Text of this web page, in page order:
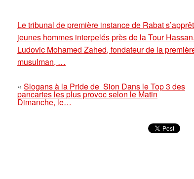
Le tribunal de première instance de Rabat
jeunes hommes interpelés près de la Tour
Ludovic Mohamed Zahed, fondateur de la
musulman, …
« Slogans à la Pride de Sion Dans le Top 3 des
pancartes les plus provoc selon le Matin
Dimanche, le…